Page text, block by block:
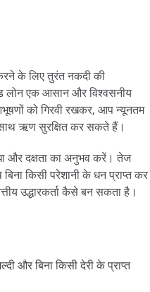
के लिए तुरंत नकदी की
एक आसान और विश्वसनीय
को गिरवी रखकर, आप न्यूनतम
ऋण सुरक्षित कर सकते हैं।
और दक्षता का अनुभव करें। तेज
किसी परेशानी के धन प्राप्त कर
उद्धारकर्ता कैसे बन सकता है।
और बिना किसी देरी के प्राप्त